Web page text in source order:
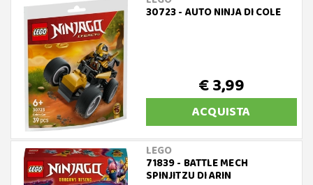
30723 - AUTO NINJA DI COLE
€ 3,99
ACQUISTA
LEGO
71839 - BATTLE MECH
SPINJITZU DI ARIN